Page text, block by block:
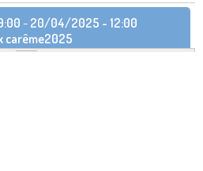
- 20/04/2025 - 12:00
carême2025